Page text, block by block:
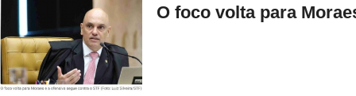
O foco volta para